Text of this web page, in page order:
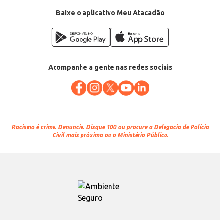
Baixe o aplicativo Meu Atacadão
Acompanhe a gente nas redes sociais
Racismo é crime. Denuncie. Disque 100 ou procure a Delegacia de Polícia
Civil mais próxima ou o Ministério Público.